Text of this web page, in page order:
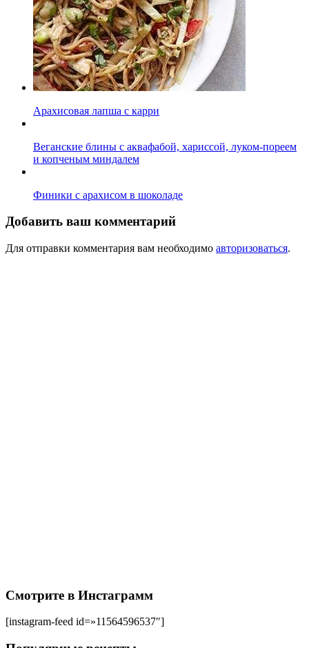
Арахисовая лапша с карри
Веганские блины с аквафабой, хариссой, луком-пореем
и копченым миндалем
Финики с арахисом в шоколаде
Добавить ваш комментарий
Для отправки комментария вам необходимо авторизоваться.
Смотрите в Инстаграмм
[instagram-feed id=»11564596537″]